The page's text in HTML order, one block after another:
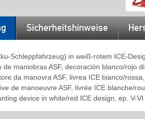
Sicherheitshinweise
Schleppfahrzeug) in weiß-rotem ICE-
de maniobras ASF, decoración blanco/rojo
da manovra ASF, livrea ICE bianco/
de manoeuvre ASF, livrée ICE blanche/
device in white/red ICE design, ep. V-VI